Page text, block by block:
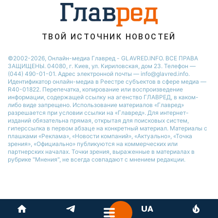
ТВОЙ ИСТОЧНИК НОВОСТЕЙ
©2002-2026, Онлайн-медиа Главред - GLAVRED.INFO. ВСЕ ПРАВА
ЗАЩИЩЕНЫ. 04080, г. Киев, ул. Кириловская, дом 23. Телефон —
(044) 490-01-01. Адрес электронной почты — info@glavred.info.
Идентификатор онлайн-медиа в Реестре cубъектов в сфере медиа —
R40-01822. Перепечатка, копирование или воспроизведение
информации, содержащей ссылку на агенство ГЛАВРЕД, в каком-
либо виде запрещено. Использование материалов «Главред»
разрешается при условии ссылки на «Главред». Для интернет-
изданий обязательна прямая, открытая для поисковых систем,
гиперссылка в первом абзаце на конкретный материал. Материалы с
плашками «Реклама», «Новости компаний», «Актуально», «Точка
зрения», «Официально» публикуются на коммерческих или
партнерских началах. Точки зрения, выраженные в материалах в
рубрике "Мнения", не всегда совпадают с мнением редакции.